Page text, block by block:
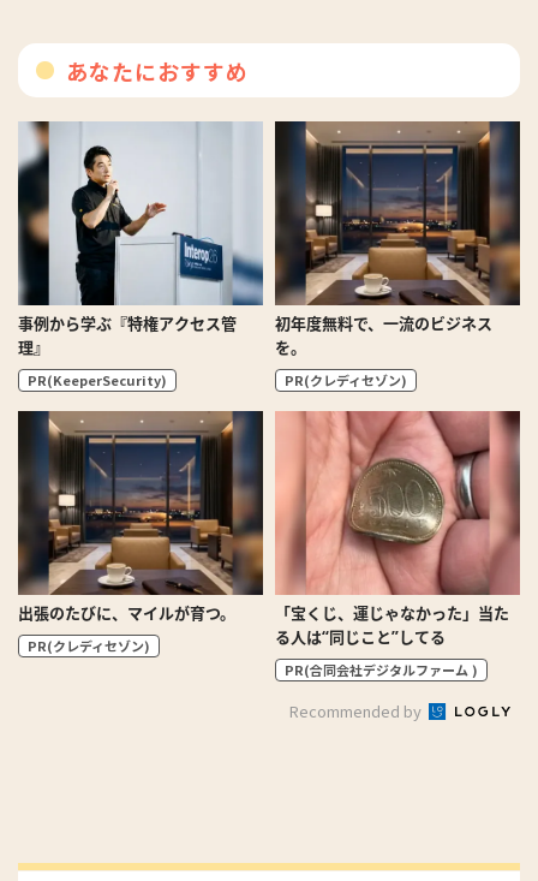
あなたにおすすめ
事例から学ぶ『特権アクセス管
理』
PR(KeeperSecurity)
初年度無料で、一流のビジネス
を。
PR(クレディセゾン)
出張のたびに、マイルが育つ。
PR(クレディセゾン)
「宝くじ、運じゃなかった」当た
る人は“同じこと”してる
PR(合同会社デジタルファーム )
Recommended by